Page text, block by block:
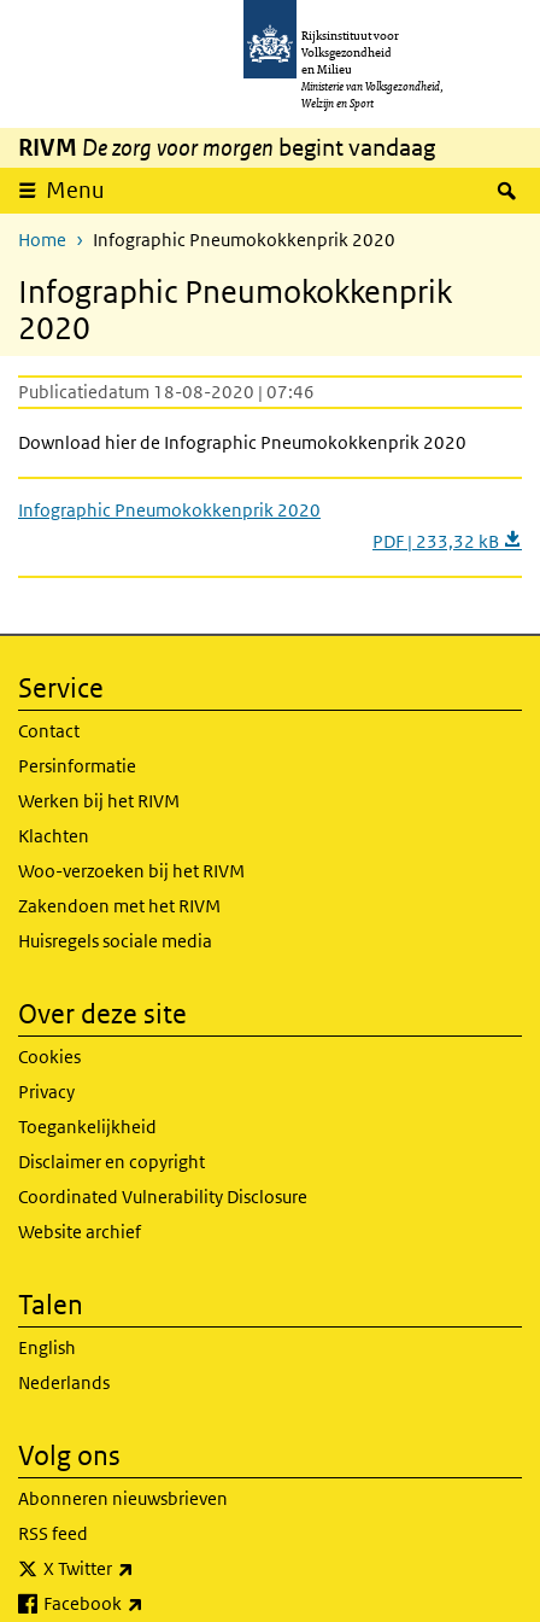
Overslaan en naar de inhoud gaan
Rijksinstituut voor
Volksgezondheid
en Milieu
Ministerie van Volksgezondheid,
Welzijn en Sport
RIVM De zorg voor morgen begint vandaag
Menu
Home Infographic Pneumokokkenprik 2020
Infographic Pneumokokkenprik
2020
Publicatiedatum 18-08-2020 | 07:46
Download hier de Infographic Pneumokokkenprik 2020
Infographic Pneumokokkenprik 2020
PDF | 233,32 kB
Service
Contact
Persinformatie
Werken bij het RIVM
Klachten
Woo-verzoeken bij het RIVM
Zakendoen met het RIVM
Huisregels sociale media
Over deze site
Cookies
Privacy
Toegankelijkheid
Disclaimer en copyright
Coordinated Vulnerability Disclosure
Website archief
Talen
English
Nederlands
Volg ons
Abonneren nieuwsbrieven
RSS feed
X Twitter
Facebook